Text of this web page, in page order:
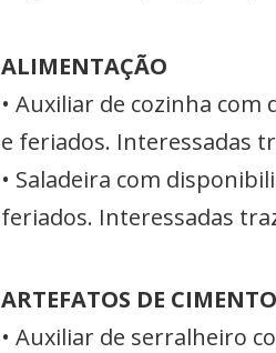
ALIMENTAÇÃO
• Auxiliar de cozinha
e feriados. Interessadas
• Saladeira com
feriados. Interessadas
ARTEFATOS DE CIMENTO
• Auxiliar de serralheiro